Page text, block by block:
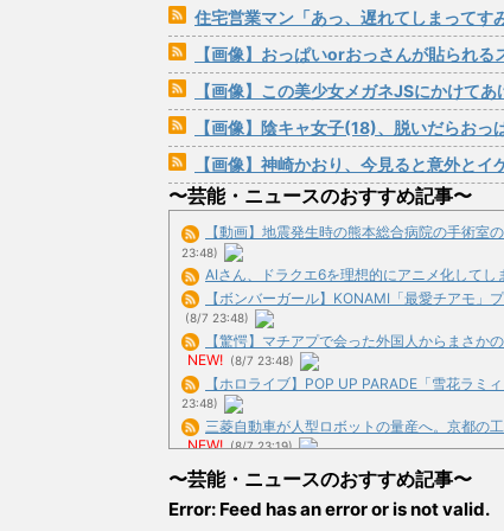
住宅営業マン「あっ、遅れてしまってすみませ～ん(笑
【画像】おっぱいorおっさんが貼られる
【画像】この美少女メガネJSにかけてあ
【画像】陰キャ女子(18)、脱いだらお
【画像】神崎かおり、今見ると意外と
〜芸能・ニュースのおすすめ記事〜
【動画】地震発生時の熊本総合病院の手術室
23:48)
AIさん、ドラクエ6を理想的にアニメ化してし
【ボンバーガール】KONAMI「最愛チアモ」
(8/7 23:48)
【驚愕】マチアプで会った外国人からまさか
NEW! (8/7 23:48)
【ホロライブ】POP UP PARADE「雪花ラミ
23:48)
三菱自動車が人型ロボットの量産へ。京都の
NEW! (8/7 23:19)
年下と交際する男性は関係満足度、年下と交
NEW!
(8/7 23:02)
急に宇宙の構造が理解できたから解説するで /
〜芸能・ニュースのおすすめ記事〜
Error: Feed has an error or is not valid.